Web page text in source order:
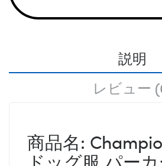
説明
レビュー
商品名: